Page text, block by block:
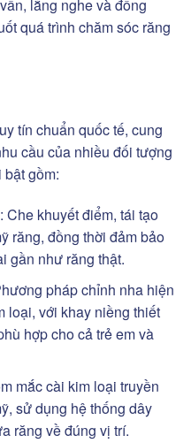
lắng nghe và đồng
quá trình chăm sóc răng
tín chuẩn quốc tế, cung
cầu của nhiều đối tượng
gồm:
Che khuyết điểm, tái tạo
răng, đồng thời đảm bảo
gần như răng thật.
pháp chỉnh nha hiện
loại, với khay niềng thiết
hợp cho cả trẻ em và
mắc cài kim loại truyền
sử dụng hệ thống dây
răng về đúng vị trí.